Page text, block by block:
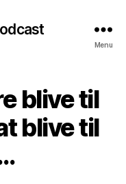
Menu
blive til
blive til